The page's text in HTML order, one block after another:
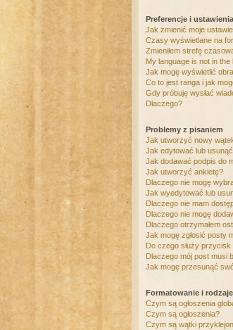
Preferencje i
Jak zmienić moje
Czasy wyświetlane na
Zmieniłem strefę
My language is not in the
Jak mogę wyświetlić
Co to jest ranga i jak
Gdy próbuję wysłać
Dlaczego?
Problemy z pisaniem
Jak utworzyć nowy
Jak edytować lub
Jak dodawać podpis do
Jak utworzyć ankietę?
Dlaczego nie mogę
Jak wyedytować lub
Dlaczego nie mam
Dlaczego nie mogę
Dlaczego otrzymałem
Jak mogę zgłosić posty
Do czego służy
Dlaczego mój post musi
Jak mogę przesunąć
Formatowanie i
Czym są ogłoszenia
Czym są ogłoszenia?
Czym są wątki